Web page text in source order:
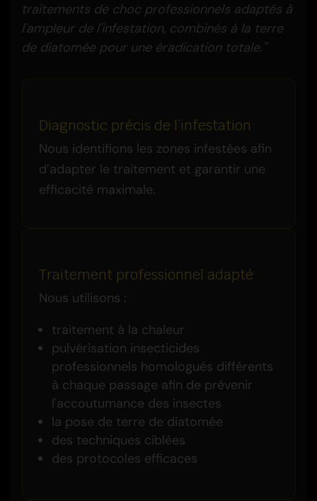
traitements de choc professionnels adaptés à
l'ampleur de l'infestation, combinés à la terre
de diatomée pour une éradication totale."
Diagnostic précis de l’infestation
Nous identifions les zones infestées afin
d’adapter le traitement et garantir une
efficacité maximale.
Traitement professionnel adapté
Nous utilisons :
traitement à la chaleur
pulvérisation insecticides
professionnels homologués différents
à chaque passage afin de prévenir
l'accoutumance des insectes
la pose de terre de diatomée
des techniques ciblées
des protocoles efficaces